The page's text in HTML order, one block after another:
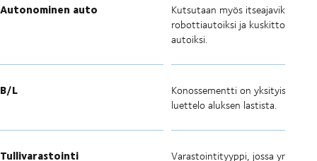
Autonominen auto
Kutsutaan myös itseajaviksi
robottiautoiksi ja kuskittomiksi
autoiksi.
B/L
Konossementti on
luettelo aluksen lastista.
Tullivarastointi
Varastointityyppi, jossa yritykset